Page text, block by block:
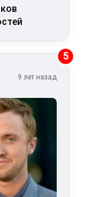
5
9 лет назад